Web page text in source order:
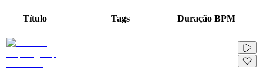
Título Tags Duração BPM